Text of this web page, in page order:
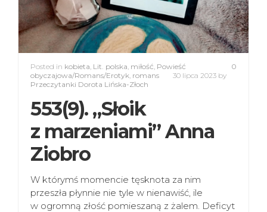
0
Posted in kobieta, Lit. polska, miłość, Powieść
obyczajowa/Romans/Erotyk, romans 30 lipca 2023 by
Przeczytanki Dorota Lińska-Złoch
553(9). „Słoik
z marzeniami” Anna
Ziobro
W którymś momencie tęsknota za nim
przeszła płynnie nie tyle w nienawiść, ile
w ogromną złość pomieszaną z żalem. Deficyt